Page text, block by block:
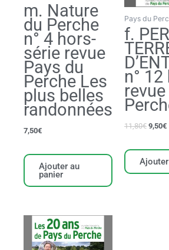
m. Nature
du Perche
n° 4 hors-
série revue
Pays du
Perche Les
plus belles
randonnées
7,50€
Ajouter au
panier
Pays du
f.
n°
11,80€ 9,50€